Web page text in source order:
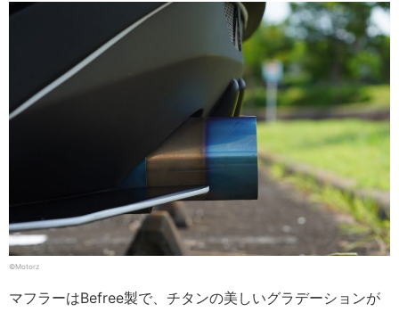
©Motorz
マフラーはBefree製で、チタンの美しいグラデーションが